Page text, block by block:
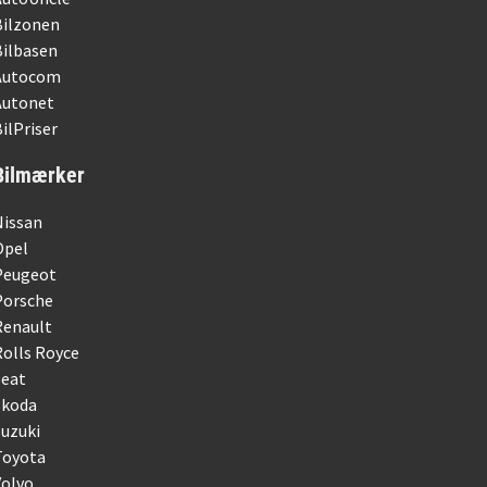
Royce